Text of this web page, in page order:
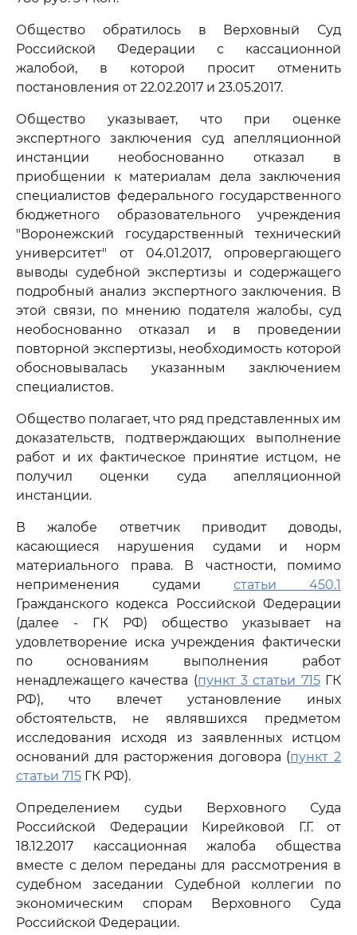
Общество обратилось в Верховный Суд
Российской Федерации с кассационной
жалобой, в которой просит отменить
постановления от 22.02.2017 и 23.05.2017.
Общество указывает, что при оценке
экспертного заключения суд апелляционной
инстанции необоснованно отказал в
приобщении к материалам дела заключения
специалистов федерального государственного
бюджетного образовательного учреждения
"Воронежский государственный технический
университет" от 04.01.2017, опровергающего
выводы судебной экспертизы и содержащего
подробный анализ экспертного заключения. В
этой связи, по мнению подателя жалобы, суд
необоснованно отказал и в проведении
повторной экспертизы, необходимость которой
обосновывалась указанным заключением
специалистов.
Общество полагает, что ряд представленных им
доказательств, подтверждающих выполнение
работ и их фактическое принятие истцом, не
получил оценки суда апелляционной
инстанции.
В жалобе ответчик приводит доводы,
касающиеся нарушения судами и норм
материального права. В частности, помимо
неприменения судами статьи 450.1
Гражданского кодекса Российской Федерации
(далее - ГК РФ) общество указывает на
удовлетворение иска учреждения фактически
по основаниям выполнения работ
ненадлежащего качества (пункт 3 статьи 715ГК
РФ), что влечет установление иных
обстоятельств, не являвшихся предметом
исследования исходя из заявленных истцом
оснований для расторжения договора (пункт 2
статьи 715 ГК РФ).
Определением судьи Верховного Суда
Российской Федерации Кирейковой Г.Г. от
18.12.2017 кассационная жалоба общества
вместе с делом переданы для рассмотрения в
судебном заседании Судебной коллегии по
экономическим спорам Верховного Суда
Российской Федерации.